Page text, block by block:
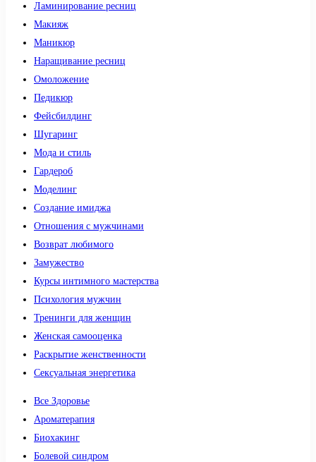
Ламинирование ресниц
Макияж
Маникюр
Наращивание ресниц
Омоложение
Педикюр
Фейсбилдинг
Шугаринг
Мода и стиль
Гардероб
Моделинг
Создание имиджа
Отношения с мужчинами
Возврат любимого
Замужество
Курсы интимного мастерства
Психология мужчин
Тренинги для женщин
Женская самооценка
Раскрытие женственности
Сексуальная энергетика
Все Здоровье
Ароматерапия
Биохакинг
Болевой синдром